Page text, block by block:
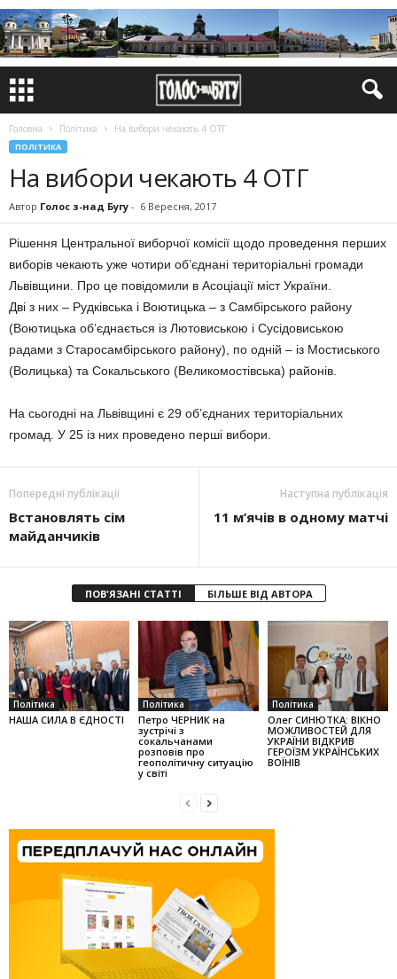
Головна Політика На вибори чекають 4 ОТГ
ПОЛІТИКА
На вибори чекають 4 ОТГ
Автор Голос з-над Бугу - 6 Вересня, 2017
Рішення Центральної виборчої комісії щодо проведення перших
виборів чекають уже чотири об’єднані територіальні громади
Львівщини. Про це повідомили в Асоціації міст України.
Дві з них – Рудківська і Воютицька – з Самбірського району
(Воютицька об’єднається із Лютовиською і Сусідовиською
радами з Старосамбірського району), по одній – із Мостиського
(Волицька) та Сокальського (Великомостівська) районів.
На сьогодні на Львівщині є 29 об’єднаних територіальних
громад. У 25 із них проведено перші вибори.
Попередні публікації
Встановлять сім
майданчиків
Наступна публікація
11 м’ячів в одному матчі
ПОВ'ЯЗАНІ СТАТТІ БІЛЬШЕ ВІД АВТОРА
Політика
НАША СИЛА В ЄДНОСТІ
Політика
Петро ЧЕРНИК на
зустрічі з
сокальчанами
розповів про
геополітичну ситуацію
у світі
Політика
Олег СИНЮТКА: ВІКНО
МОЖЛИВОСТЕЙ ДЛЯ
УКРАЇНИ ВІДКРИВ
ГЕРОЇЗМ УКРАЇНСЬКИХ
ВОЇНІВ